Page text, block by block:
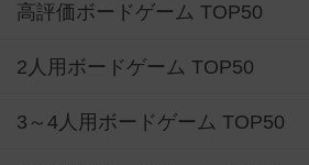
高評価ボードゲーム TOP50
2人用ボードゲーム TOP50
3～4人用ボードゲーム TOP50